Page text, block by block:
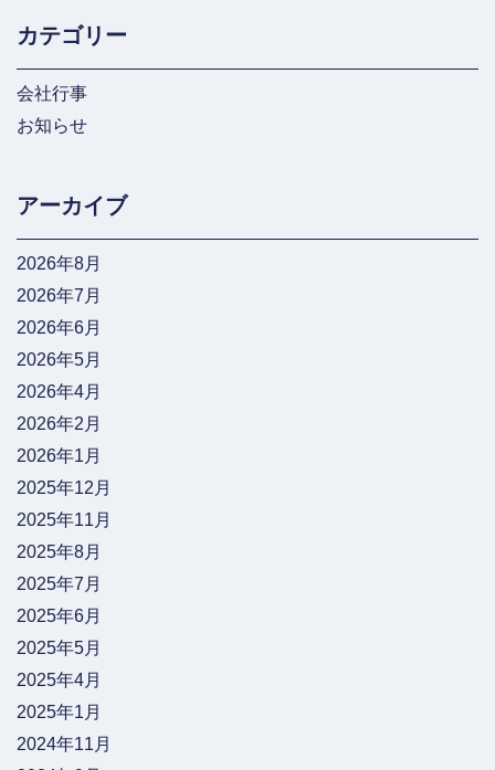
カテゴリー
会社行事
お知らせ
アーカイブ
2026年8月
2026年7月
2026年6月
2026年5月
2026年4月
2026年2月
2026年1月
2025年12月
2025年11月
2025年8月
2025年7月
2025年6月
2025年5月
2025年4月
2025年1月
2024年11月